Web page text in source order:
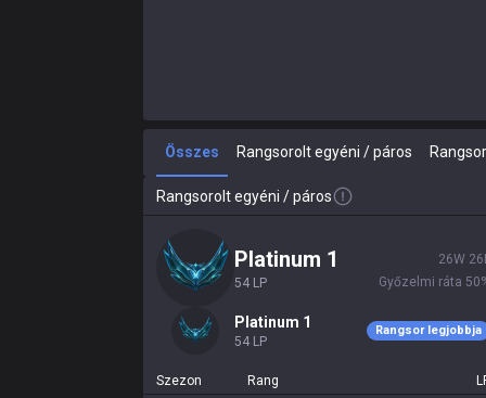
Összes Rangsorolt egyéni / páros
Rangsorolt egyéni / páros
platinum 1
54 LP
26W 26
Győzelmi ráta 50
platinum 1
54 LP
Rangsor legjobbja
Szezon Rang